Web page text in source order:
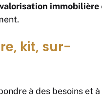
valorisation immobilière
kit, sur-
à des besoins et à